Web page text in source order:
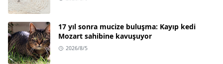
17 yıl sonra mucize buluşma: Kayıp kedi
Mozart sahibine kavuşuyor
2026/8/5